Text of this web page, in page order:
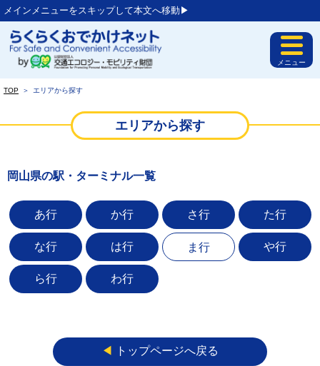
メインメニューをスキップして本文へ移動▶︎
メニュー
TOP ＞ エリアから探す
エリアから探す
岡山県の駅・ターミナル一覧
あ行 か行 さ行 た行
な行 は行 ま行 や行
ら行 わ行
◀︎ トップページへ戻る